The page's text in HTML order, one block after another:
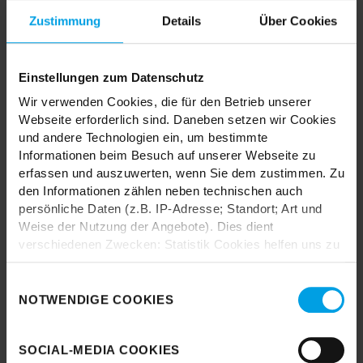
Zustimmung Details Über Cookies
Einstellungen zum Datenschutz
Wir verwenden Cookies, die für den Betrieb unserer
Webseite erforderlich sind. Daneben setzen wir Cookies
und andere Technologien ein, um bestimmte
Informationen beim Besuch auf unserer Webseite zu
erfassen und auszuwerten, wenn Sie dem zustimmen. Zu
den Informationen zählen neben technischen auch
persönliche Daten (z.B. IP-Adresse; Standort; Art und
Weise der Nutzung der Angebote). Dies dient
verschiedenen Zwecken: Statistik Cookies helfen uns zu
anonymisiert für statistische Zwecke auszuwerten.
Marketing Cookies helfen uns, Ihnen personalisierte
es, eine Verbindung zu sozialen Netzwerken aufzubauen,
NOTWENDIGE COOKIES
SOCIAL-MEDIA COOKIES
MIX & MATCH DIR DEINEN TEPPICH
NACH MASS!
Räumen Ausstrahlung. Mit einem Teppich kannst du dein
Zuhause also ganz einfach ohne großen Aufwand noch
heimeliger machen. Wie das am besten geht, verraten wir dir in
den 5 folgenden Schritten. Freu dich jetzt auf viele tolle Tipps
und jede Menge Inspiration. Für einen Teppich, der perfekt zu
deinem Wohnstil passt!
Entdecken
TRENDHOPPER STORES
In unseren Stores findest du alle Trendhopper Möbel, Stoffe und
Styles.